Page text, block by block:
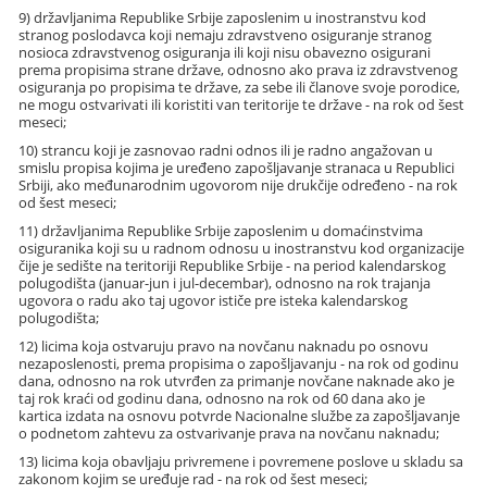
9) državljanima Republike Srbije zaposlenim u inostranstvu kod
stranog poslodavca koji nemaju zdravstveno osiguranje stranog
nosioca zdravstvenog osiguranja ili koji nisu obavezno osigurani
prema propisima strane države, odnosno ako prava iz zdravstvenog
osiguranja po propisima te države, za sebe ili članove svoje porodice,
ne mogu ostvarivati ili koristiti van teritorije te države - na rok od šest
meseci;
10) strancu koji je zasnovao radni odnos ili je radno angažovan u
smislu propisa kojima je uređeno zapošljavanje stranaca u Republici
Srbiji, ako međunarodnim ugovorom nije drukčije određeno - na rok
od šest meseci;
11) državljanima Republike Srbije zaposlenim u domaćinstvima
osiguranika koji su u radnom odnosu u inostranstvu kod organizacije
čije je sedište na teritoriji Republike Srbije - na period kalendarskog
polugodišta (januar-jun i jul-decembar), odnosno na rok trajanja
ugovora o radu ako taj ugovor ističe pre isteka kalendarskog
polugodišta;
12) licima koja ostvaruju pravo na novčanu naknadu po osnovu
nezaposlenosti, prema propisima o zapošljavanju - na rok od godinu
dana, odnosno na rok utvrđen za primanje novčane naknade ako je
taj rok kraći od godinu dana, odnosno na rok od 60 dana ako je
kartica izdata na osnovu potvrde Nacionalne službe za zapošljavanje
o podnetom zahtevu za ostvarivanje prava na novčanu naknadu;
13) licima koja obavljaju privremene i povremene poslove u skladu sa
zakonom kojim se uređuje rad - na rok od šest meseci;